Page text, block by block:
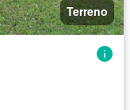
Terreno